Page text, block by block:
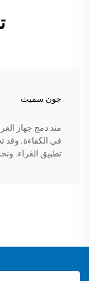
جون سميث
منذ دمج جهاز
في الكفاءة. وقد
تطبيق الغراء.